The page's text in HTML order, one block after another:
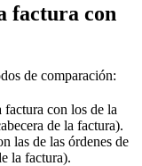
factura con
de comparación:
con los de la
de la factura).
las de las órdenes de
la factura).